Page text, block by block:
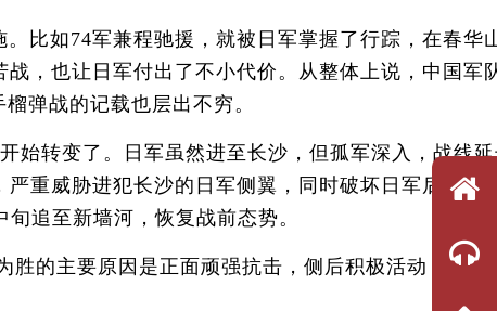
比如74军兼程驰援，就被日军掌握了行踪，在春华
，也让日军付出了不小代价。从整体上说，中国军
弹战的记载也层出不穷。
转变了。日军虽然进至长沙，但孤军深入，战线
重威胁进犯长沙的日军侧翼，同时破坏日军后方道
追至新墙河，恢复战前态势。
的主要原因是正面顽强抗击，侧后积极活动，使日